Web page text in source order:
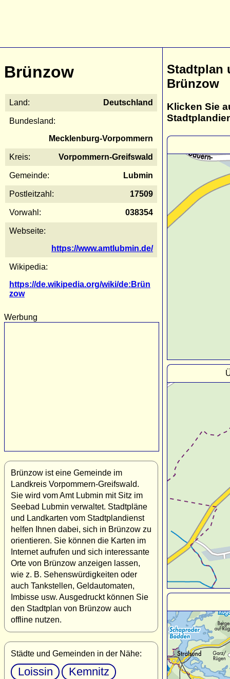
Brünzow
Land: Deutschland
Bundesland:
Mecklenburg-Vorpommern
Kreis: Vorpommern-Greifswald
Gemeinde: Lubmin
Postleitzahl: 17509
Vorwahl: 038354
Webseite:
https://www.amtlubmin.de/
Wikipedia:
https://de.wikipedia.org/wiki/de:Brün
zow
Werbung
Brünzow ist eine Gemeinde im
Landkreis Vorpommern-Greifswald.
Sie wird vom Amt Lubmin mit Sitz im
Seebad Lubmin verwaltet. Stadtpläne
und Landkarten vom Stadtplandienst
helfen Ihnen dabei, sich in Brünzow zu
orientieren. Sie können die Karten im
Internet aufrufen und sich interessante
Orte von Brünzow anzeigen lassen,
wie z. B. Sehenswürdigkeiten oder
auch Tankstellen, Geldautomaten,
Imbisse usw. Ausgedruckt können Sie
den Stadtplan von Brünzow auch
offline nutzen.
Städte und Gemeinden in der Nähe:
Loissin
Kemnitz
Stadtplan
Brünzow
Klicken Sie